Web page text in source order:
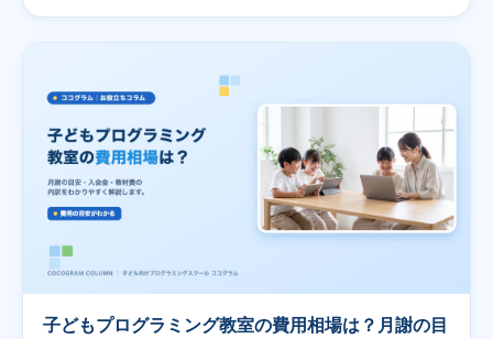
子どもプログラミング教室の費用相場は？月謝の目